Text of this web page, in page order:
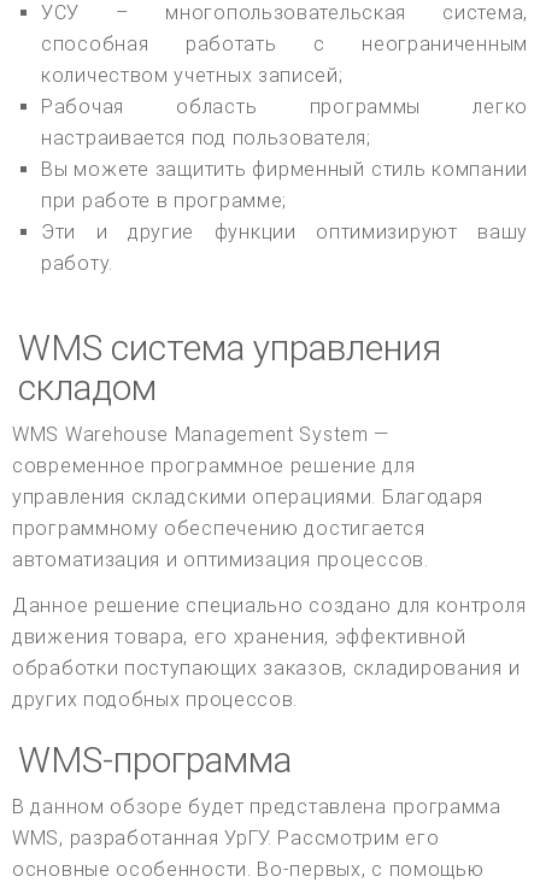
УСУ – многопользовательская система,
способная работать с неограниченным
количеством учетных записей;
Рабочая область программы легко
настраивается под пользователя;
Вы можете защитить фирменный стиль компании
при работе в программе;
Эти и другие функции оптимизируют вашу
работу.
WMS система управления
складом
WMS Warehouse Management System —
современное программное решение для
управления складскими операциями. Благодаря
программному обеспечению достигается
автоматизация и оптимизация процессов.
Данное решение специально создано для контроля
движения товара, его хранения, эффективной
обработки поступающих заказов, складирования и
других подобных процессов.
WMS-программа
В данном обзоре будет представлена программа
WMS, разработанная УрГУ. Рассмотрим его
основные особенности. Во-первых, с помощью